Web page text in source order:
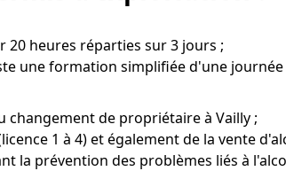
heures réparties sur 3 jours ;
une formation simplifiée d'une journée
de propriétaire à Vailly ;
1 à 4) et également de la vente
la prévention des problèmes liés à